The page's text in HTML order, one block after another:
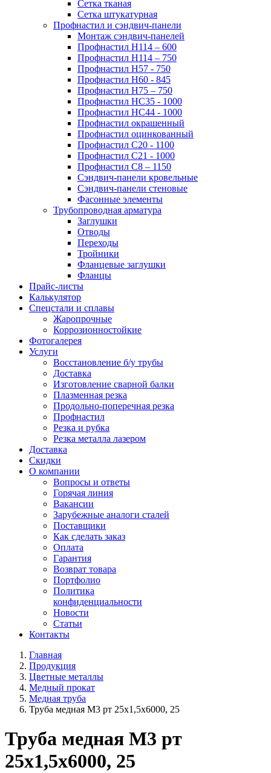
Сетка тканая
Сетка штукатурная
Профнастил и сэндвич-панели
Монтаж сэндвич-панелей
Профнастил Н114 – 600
Профнастил Н114 – 750
Профнастил Н57 - 750
Профнастил Н60 - 845
Профнастил Н75 – 750
Профнастил НС35 - 1000
Профнастил НС44 - 1000
Профнастил окрашенный
Профнастил оцинкованный
Профнастил С20 - 1100
Профнастил С21 - 1000
Профнастил С8 – 1150
Сэндвич-панели кровельные
Сэндвич-панели стеновые
Фасонные элементы
Трубопроводная арматура
Заглушки
Отводы
Переходы
Тройники
Фланцевые заглушки
Фланцы
Прайс-листы
Калькулятор
Спецстали и сплавы
Жаропрочные
Коррозионностойкие
Фотогалерея
Услуги
Восстановление б/у трубы
Доставка
Изготовление сварной балки
Плазменная резка
Продольно-поперечная резка
Профнастил
Резка и рубка
Резка металла лазером
Доставка
Скидки
О компании
Вопросы и ответы
Горячая линия
Вакансии
Зарубежные аналоги сталей
Поставщики
Как сделать заказ
Оплата
Гарантия
Возврат товара
Портфолио
Политика
конфиденциальности
Новости
Статьи
Контакты
Главная
Продукция
Цветные металлы
Медный прокат
Медная труба
Труба медная М3 рт 25х1,5х6000, 25
Труба медная М3 рт
25х1,5х6000, 25